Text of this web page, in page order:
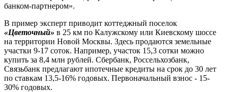
банком-партнером».
В пример эксперт приводит коттеджный поселок
«Цветочный» в 25 км по Калужскому или Киевскому шоссе
на территории Новой Москвы. Здесь продаются земельные
участки 9-17 соток. Например, участок 15,3 сотки можно
купить за 8,4 млн рублей. Сбербанк, Россельхозбанк,
Связьбанк предлагают ипотечные кредиты на срок до 30 лет
по ставкам 13,5-16% годовых. Первоначальный взнос - 15-
30% годовых.